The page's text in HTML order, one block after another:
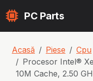
PC Parts
Acasă Piese
Cpu
Procesor Intel®
10M Cache, 2.50